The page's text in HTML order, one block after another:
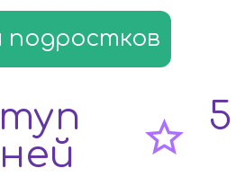
подростков
5